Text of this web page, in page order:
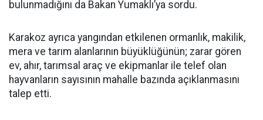
bulunmadığını da Bakan Yumaklı’ya sordu.
Karakoz ayrıca yangından etkilenen ormanlık, makilik,
mera ve tarım alanlarının büyüklüğünün; zarar gören
ev, ahır, tarımsal araç ve ekipmanlar ile telef olan
hayvanların sayısının mahalle bazında açıklanmasını
talep etti.